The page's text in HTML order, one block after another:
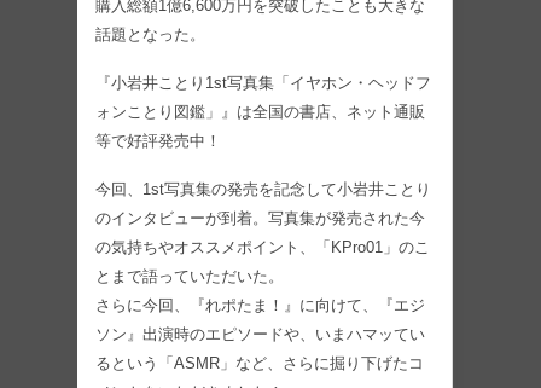
購入総額1億6,600万円を突破したことも大きな
話題となった。
『小岩井ことり1st写真集「イヤホン・ヘッドフ
ォンことり図鑑」』は全国の書店、ネット通販
等で好評発売中！
今回、1st写真集の発売を記念して小岩井ことり
のインタビューが到着。写真集が発売された今
の気持ちやオススメポイント、「KPro01」のこ
とまで語っていただいた。
さらに今回、『れポたま！』に向けて、『エジ
ソン』出演時のエピソードや、いまハマッてい
るという「ASMR」など、さらに掘り下げたコ